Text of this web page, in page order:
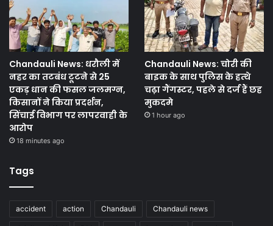
Chandauli News: धरौली में
नहर का तटबंध टूटने से 25
एकड़ धान की फसल जलमग्न,
किसानों ने किया प्रदर्शन,
सिंचाई विभाग पर लापरवाही के
आरोप
18 minutes ago
Chandauli News: चोरी की
बाइक के साथ पुलिस के हत्थे
चढ़ा गैंगस्टर, पहले से दर्ज हैं छह
मुकदमे
1 hour ago
Tags
accident action Chandauli Chandauli news